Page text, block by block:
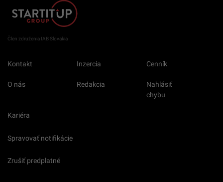
Člen združenia IAB Slovakia
Kontakt Inzercia Cenník
O nás Redakcia
Nahlásiť
chybu
Kariéra
Spravovať notifikácie
Zrušiť predplatné